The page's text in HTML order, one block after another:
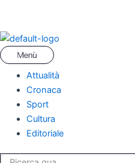
Attualità
Cronaca
Sport
Cultura
Editoriale